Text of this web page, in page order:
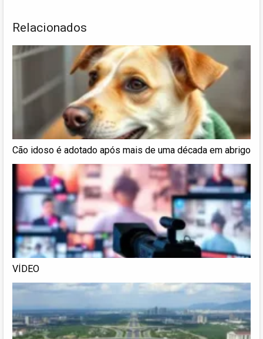
Relacionados
Cão idoso é adotado após mais de uma década em abrigo
VÍDEO